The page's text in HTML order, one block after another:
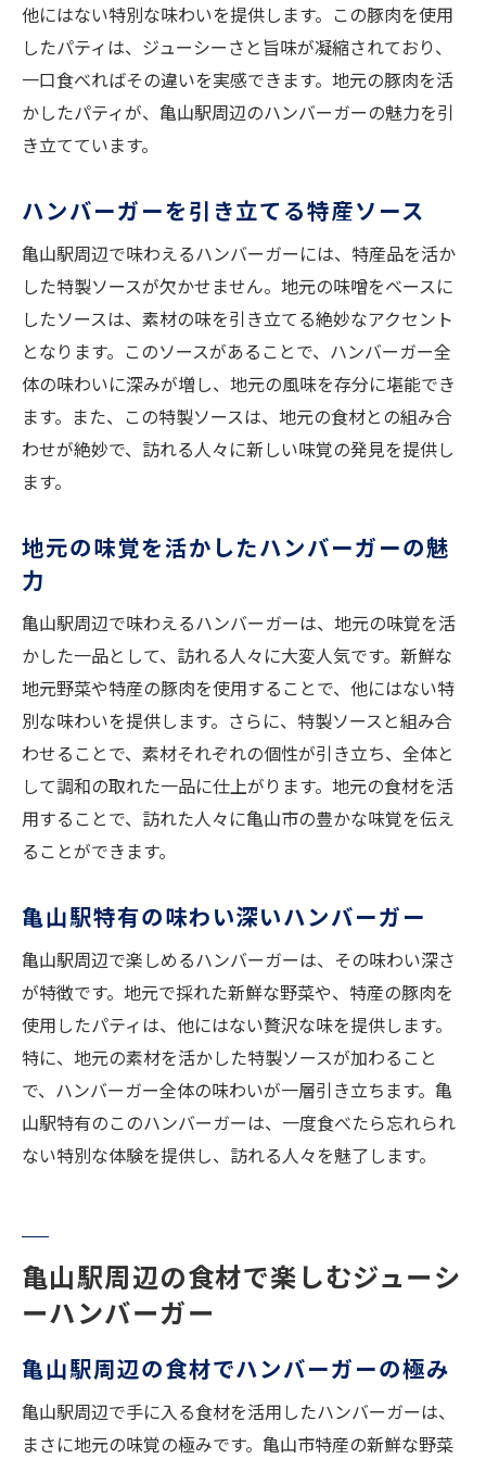
他にはない特別な味わいを提供します。この豚肉を使用
したパティは、ジューシーさと旨味が凝縮されており、
一口食べればその違いを実感できます。地元の豚肉を活
かしたパティが、亀山駅周辺のハンバーガーの魅力を引
き立てています。
ハンバーガーを引き立てる特産ソース
亀山駅周辺で味わえるハンバーガーには、特産品を活か
した特製ソースが欠かせません。地元の味噌をベースに
したソースは、素材の味を引き立てる絶妙なアクセント
となります。このソースがあることで、ハンバーガー全
体の味わいに深みが増し、地元の風味を存分に堪能でき
ます。また、この特製ソースは、地元の食材との組み合
わせが絶妙で、訪れる人々に新しい味覚の発見を提供し
ます。
地元の味覚を活かしたハンバーガーの魅
力
亀山駅周辺で味わえるハンバーガーは、地元の味覚を活
かした一品として、訪れる人々に大変人気です。新鮮な
地元野菜や特産の豚肉を使用することで、他にはない特
別な味わいを提供します。さらに、特製ソースと組み合
わせることで、素材それぞれの個性が引き立ち、全体と
して調和の取れた一品に仕上がります。地元の食材を活
用することで、訪れた人々に亀山市の豊かな味覚を伝え
ることができます。
亀山駅特有の味わい深いハンバーガー
亀山駅周辺で楽しめるハンバーガーは、その味わい深さ
が特徴です。地元で採れた新鮮な野菜や、特産の豚肉を
使用したパティは、他にはない贅沢な味を提供します。
特に、地元の素材を活かした特製ソースが加わること
で、ハンバーガー全体の味わいが一層引き立ちます。亀
山駅特有のこのハンバーガーは、一度食べたら忘れられ
ない特別な体験を提供し、訪れる人々を魅了します。
亀山駅周辺の食材で楽しむジューシ
ーハンバーガー
亀山駅周辺の食材でハンバーガーの極み
亀山駅周辺で手に入る食材を活用したハンバーガーは、
まさに地元の味覚の極みです。亀山市特産の新鮮な野菜